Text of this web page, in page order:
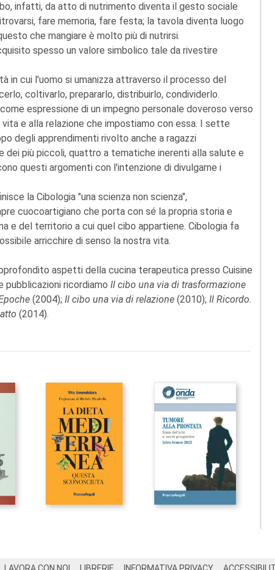
infatti, da atto di nutrimento diventa il gesto sociale
fare memoria, fare festa; la tavola diventa luogo
che mangiare è molto più di nutrirsi.
spesso un valore simbolico tale da rivestire
in cui l'uomo si umanizza attraverso il processo del
coltivarlo, prepararlo, distribuirlo, condividerlo.
espressione di un impegno personale doveroso verso
e alla relazione che impostiamo con essa. I sette
degli apprendimenti rivolto anche a ragazzi
dei più piccoli, quattro a tematiche inerenti alla salute e
questi argomenti con l'intenzione di divulgarne i
la Cibologia "una scienza non scienza",
cuocoartigiano che porta con sé la propria storia e
e del territorio a cui quel cibo appartiene. Cibologia fa
arricchire di senso la nostra vita.
aspetti della cucina terapeutica presso Cuisine
pubblicazioni ricordiamo Il cibo una via di trasformazione
(2004); Il cibo una via di relazione (2010); Il Ricordo.
(2014).